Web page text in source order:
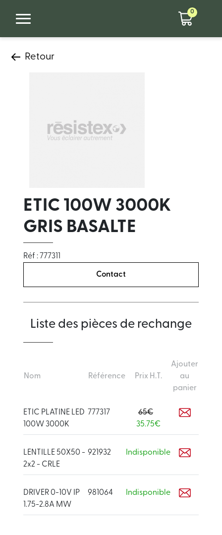
0
Retour
ETIC 100W 3000K
GRIS BASALTE
Réf : 777311
Contact
Liste des pièces de rechange
Nom Référence Prix H.T.
Ajouter
au
panier
ETIC PLATINE LED
100W 3000K
777317
65€
35.75€
LENTILLE 50X50 -
2x2 - CRLE
921932 Indisponible
DRIVER 0-10V IP
1.75-2.8A MW
981064 Indisponible